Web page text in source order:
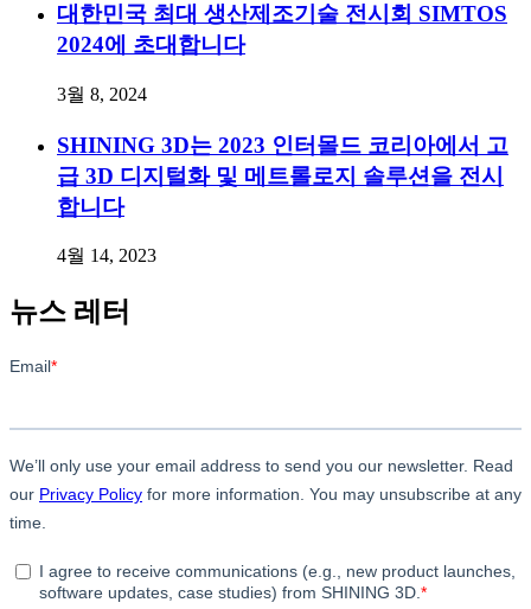
대한민국 최대 생산제조기술 전시회 SIMTOS
2024에 초대합니다
3월 8, 2024
SHINING 3D는 2023 인터몰드 코리아에서 고
급 3D 디지털화 및 메트롤로지 솔루션을 전시
합니다
4월 14, 2023
뉴스 레터